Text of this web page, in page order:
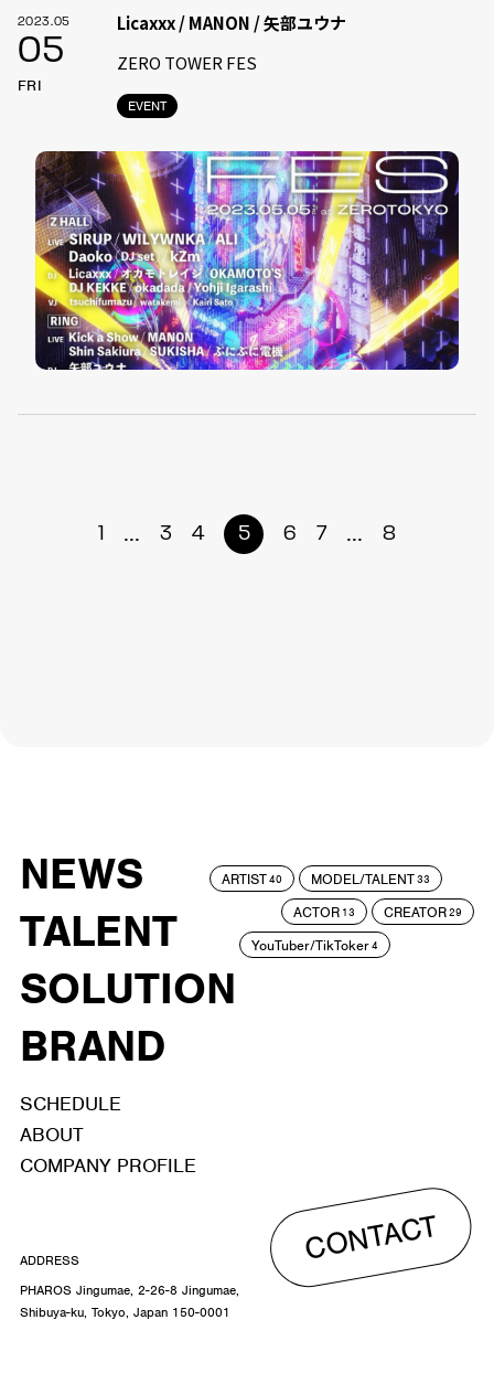
2023.05
05
FRI
EVENT
Licaxxx / MANON / 矢部ユウナ
ZERO TOWER FES
1 ... 3 4 5 6 7 ... 8
NEWS
TALENT
SOLUTION
BRAND
ARTIST40 MODEL/TALENT33
ACTOR 13 CREATOR29
YouTuber/TikToker4
SCHEDULE
ABOUT
COMPANY PROFILE
CONTACT
ADDRESS
PHAROS Jingumae, 2-26-8 Jingumae,
Shibuya-ku, Tokyo, Japan 150-0001